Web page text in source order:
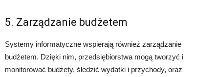
5. Zarządzanie budżetem
Systemy informatyczne wspierają również zarządzanie
budżetem. Dzięki nim, przedsiębiorstwa mogą tworzyć i
monitorować budżety, śledzić wydatki i przychody, oraz